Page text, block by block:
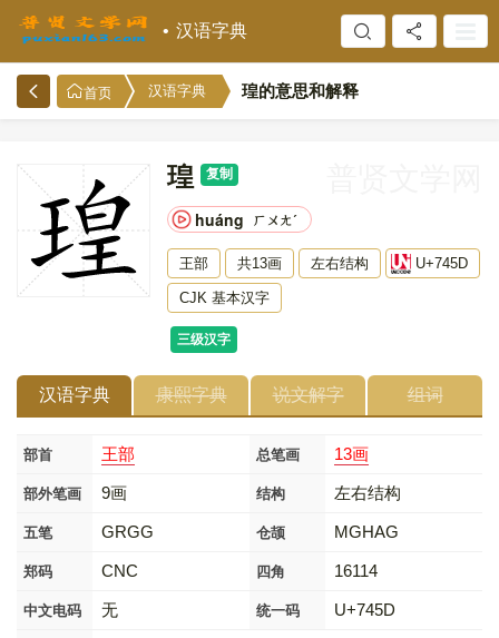
汉语字典
首页 汉语字典 瑝的意思和解释
瑝 复制
huáng ㄏㄨㄤˊ
王部 共13画 左右结构 U+745D
CJK 基本汉字
三级汉字
汉语字典 康熙字典 说文解字 组词
部首 王部 总笔画 13画
部外笔画 9画 结构 左右结构
五笔 GRGG 仓颉 MGHAG
郑码 CNC 四角 16114
中文电码 无 统一码 U+745D